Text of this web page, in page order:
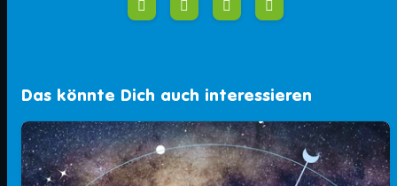
Das könnte Dich auch interessieren